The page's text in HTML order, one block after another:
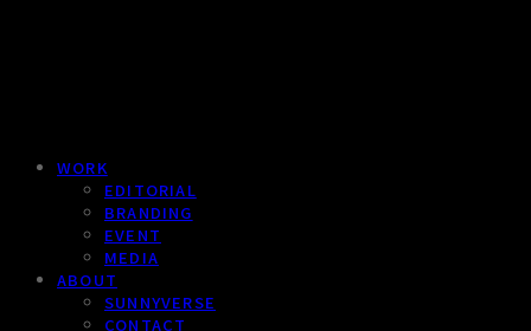
WORK
EDITORIAL
BRANDING
EVENT
MEDIA
ABOUT
SUNNYVERSE
CONTACT